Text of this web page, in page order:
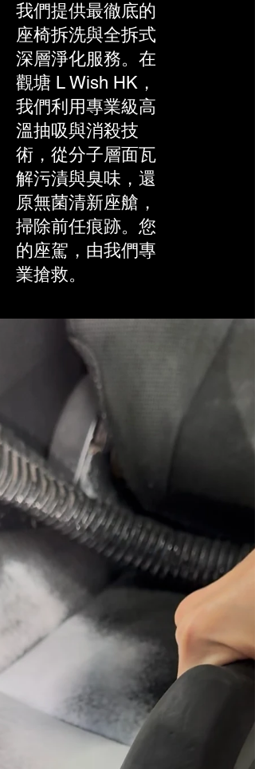
我們提供最徹底的
座椅拆洗與全拆式
深層淨化服務。在
觀塘 L Wish HK，
我們利用專業級高
溫抽吸與消殺技
術，從分子層面瓦
解污漬與臭味，還
原無菌清新座艙，
掃除前任痕跡。您
的座駕，由我們專
業搶救。